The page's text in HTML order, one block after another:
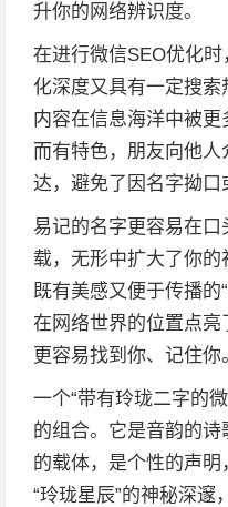
升你的网络辨识度。
在进行微信SEO优化时
化深度又具有一定搜
内容在信息海洋中被
而有特色，朋友向他
达，避免了因名字拗口
易记的名字更容易在
载，无形中扩大了你
既有美感又便于传播的
在网络世界的位置点亮
更容易找到你、记住你
一个“带有玲珑二字的
的组合。它是音韵的
的载体，是个性的声
“玲珑星辰”的神秘深邃